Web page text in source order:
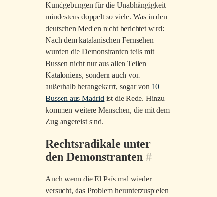
Kundgebungen für die Unabhängigkeit
mindestens doppelt so viele. Was in den
deutschen Medien nicht berichtet wird:
Nach dem katalanischen Fernsehen
wurden die Demonstranten teils mit
Bussen nicht nur aus allen Teilen
Kataloniens, sondern auch von
außerhalb herangekarrt, sogar von 10
Bussen aus Madrid ist die Rede. Hinzu
kommen weitere Menschen, die mit dem
Zug angereist sind.
Rechtsradikale unter
den Demonstranten #
Auch wenn die El País mal wieder
versucht, das Problem herunterzuspielen